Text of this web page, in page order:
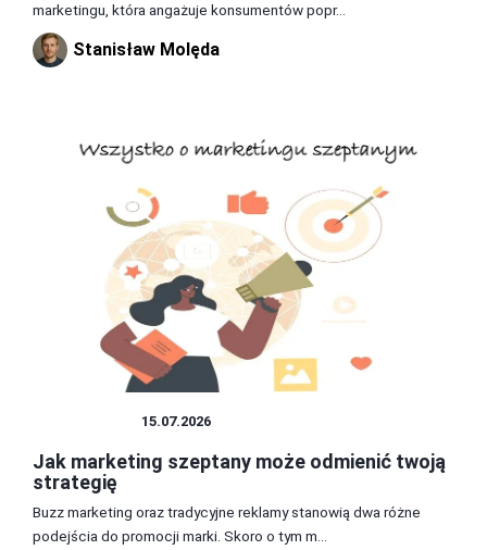
marketingu, która angażuje konsumentów popr...
Stanisław Molęda
15.07.2026
Jak marketing szeptany może odmienić twoją
strategię
Buzz marketing oraz tradycyjne reklamy stanowią dwa różne
podejścia do promocji marki. Skoro o tym m...